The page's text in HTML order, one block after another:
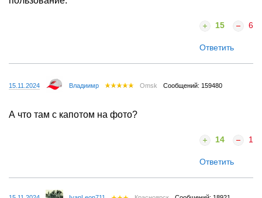
15 6
Ответить
15.11.2024 Владиимр Omsk Сообщений: 159480
А что там с капотом на фото?
14 1
Ответить